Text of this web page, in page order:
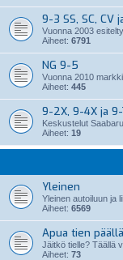
9-3 SS, SC, CV
Vuonna 2003
Aiheet: 6791
NG 9-5
Vuonna 2010
Aiheet: 445
9-2X, 9-4X ja 9-
Keskustelut
Aiheet: 19
Yleinen
Yleinen autoiluun ja
Aiheet: 6569
Apua tien päällä
Jäitkö tielle? Täällä
Aiheet: 73